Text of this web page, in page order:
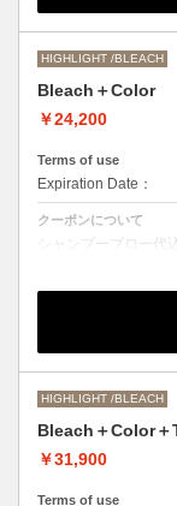
HIGHLIGHT /BLEACH
Bleach＋Color
￥24,200
Terms of use
Expiration Date：
クーポンについて
シャンプーブロー代
ブリーチオンカラー
●ご希望の色やカラ
M ¥＋1100 L¥＋
HIGHLIGHT /BLEACH
Bleach＋Color＋
￥31,900
Terms of use